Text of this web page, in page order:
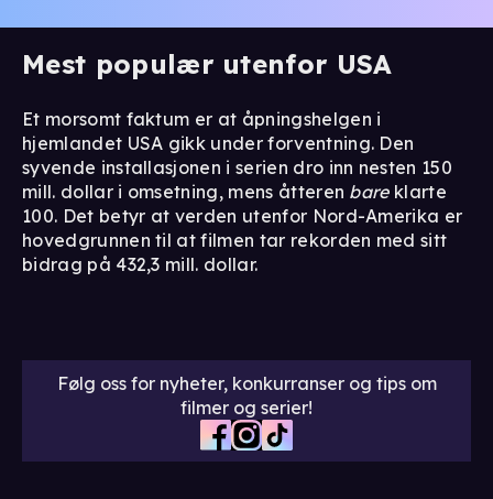
Mest populær utenfor USA
Et morsomt faktum er at åpningshelgen i
hjemlandet USA gikk under forventning. Den
syvende installasjonen i serien dro inn nesten 150
mill. dollar i omsetning, mens åtteren bare klarte
100. Det betyr at verden utenfor Nord-Amerika er
hovedgrunnen til at filmen tar rekorden med sitt
bidrag på 432,3 mill. dollar.
Følg oss for nyheter, konkurranser og tips om
filmer og serier!